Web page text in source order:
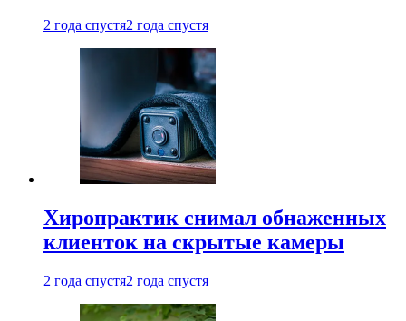
2 года спустя2 года спустя
Хиропрактик снимал обнаженных
клиенток на скрытые камеры
2 года спустя2 года спустя